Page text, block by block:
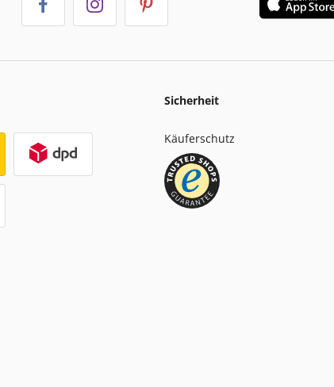
Sicherheit
Käuferschutz